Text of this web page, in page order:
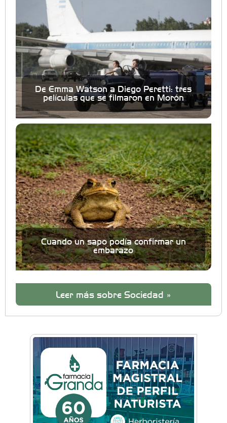
De Emma Watson a Diego Peretti: tres
películas que se filmaron en Morón
Cuando un sapo podía confirmar un
embarazo
Leer más sobre Sociedad »